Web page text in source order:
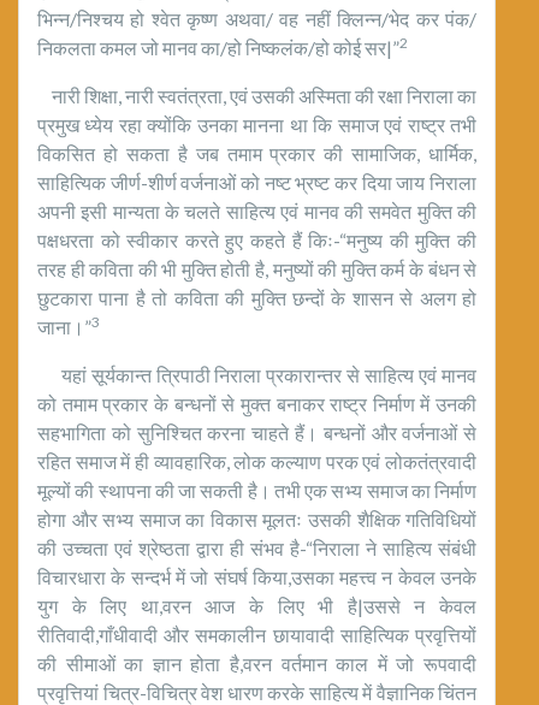
भिन्न/निश्चय हो श्वेत कृष्ण अथवा/ वह नहीं क्लिन्न/भेद कर पंक/
निकलता कमल जो मानव का/हो निष्कलंक/हो कोई सर|”2
नारी शिक्षा, नारी स्वतंत्रता, एवं उसकी अस्मिता की रक्षा निराला का
प्रमुख ध्येय रहा क्योंकि उनका मानना था कि समाज एवं राष्ट्र तभी
विकसित हो सकता है जब तमाम प्रकार की सामाजिक, धार्मिक,
साहित्यिक जीर्ण-शीर्ण वर्जनाओं को नष्ट भ्रष्ट कर दिया जाय निराला
अपनी इसी मान्यता के चलते साहित्य एवं मानव की समवेत मुक्ति की
पक्षधरता को स्वीकार करते हुए कहते हैं किः-“मनुष्य की मुक्ति की
तरह ही कविता की भी मुक्ति होती है, मनुष्यों की मुक्ति कर्म के बंधन से
छुटकारा पाना है तो कविता की मुक्ति छन्दों के शासन से अलग हो
जाना।”3
यहां सूर्यकान्त त्रिपाठी निराला प्रकारान्तर से साहित्य एवं मानव
को तमाम प्रकार के बन्धनों से मुक्त बनाकर राष्ट्र निर्माण में उनकी
सहभागिता को सुनिश्चित करना चाहते हैं। बन्धनों और वर्जनाओं से
रहित समाज में ही व्यावहारिक, लोक कल्याण परक एवं लोकतंत्रवादी
मूल्यों की स्थापना की जा सकती है। तभी एक सभ्य समाज का निर्माण
होगा और सभ्य समाज का विकास मूलतः उसकी शैक्षिक गतिविधियों
की उच्चता एवं श्रेष्ठता द्वारा ही संभव है-“निराला ने साहित्य संबंधी
विचारधारा के सन्दर्भ में जो संघर्ष किया,उसका महत्त्व न केवल उनके
युग के लिए था,वरन आज के लिए भी है|उससे न केवल
रीतिवादी,गाँधीवादी और समकालीन छायावादी साहित्यिक प्रवृत्तियों
की सीमाओं का ज्ञान होता है,वरन वर्तमान काल में जो रूपवादी
प्रवृत्तियां चित्र-विचित्र वेश धारण करके साहित्य में वैज्ञानिक चिंतन